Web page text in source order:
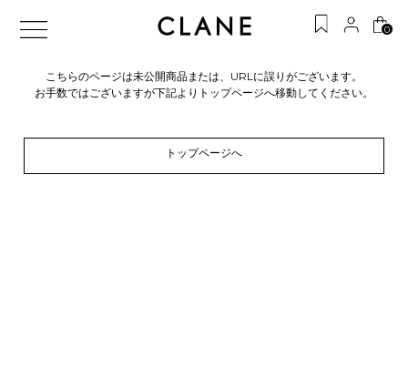
0
こちらのページは未公開商品または、URLに誤りがございます。
お手数ではございますが下記よりトップページへ移動してください。
トップページへ